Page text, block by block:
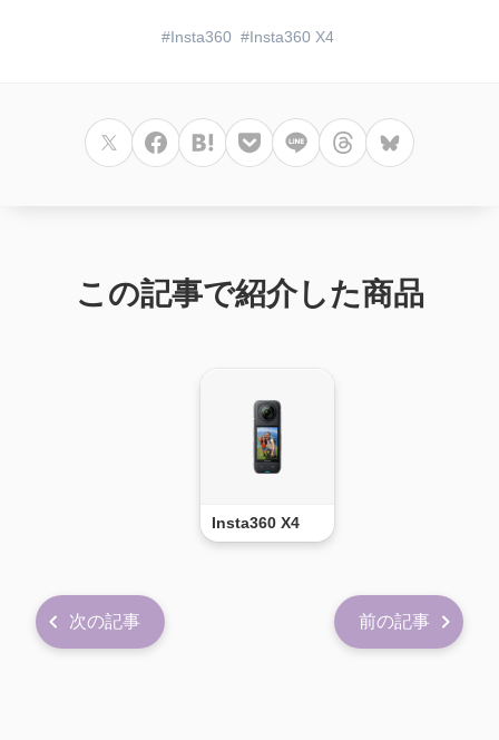
Insta360 Insta360 X4
この記事で紹介した商品
Insta360 X4
次の記事 前の記事